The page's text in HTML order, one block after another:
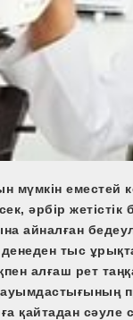
мүмкін еместей
әрбір
айналған
денеден тыс
алғаш рет
қайтадан